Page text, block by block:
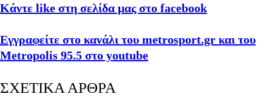
Κάντε like στη σελίδα μας στο facebook
Εγγραφείτε στο κανάλι του metrosport.gr και του
Metropolis 95.5 στο youtube
ΣΧΕΤΙΚΑ ΑΡΘΡΑ